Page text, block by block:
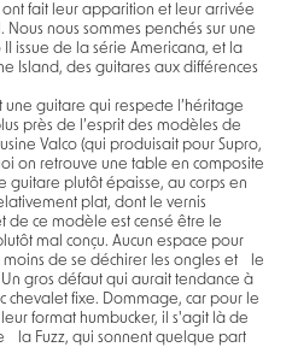
fait leur apparition et leur arrivée
nous sommes penchés sur une
issue de la série Americana, et la
Island, des guitares aux différences
une guitare qui respecte l’héritage
près de l’esprit des modèles de
Valco (qui produisait pour Supro,
on retrouve une table en composite
guitare plutôt épaisse, au corps en
plat, dont le vernis
de ce modèle est censé être le
mal conçu. Aucun espace pour
moins de se déchirer les ongles et le
gros défaut qui aurait tendance à
chevalet fixe. Dommage, car pour le
format humbucker, il s'agit là de
la Fuzz, qui sonnent quelque part